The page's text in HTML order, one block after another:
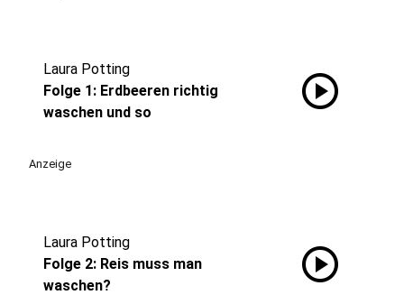
Laura Potting
Folge 1: Erdbeeren richtig
waschen und so
play_circle
Anzeige
Laura Potting
Folge 2: Reis muss man
waschen?
play_circle